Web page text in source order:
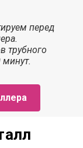
перед
трубного